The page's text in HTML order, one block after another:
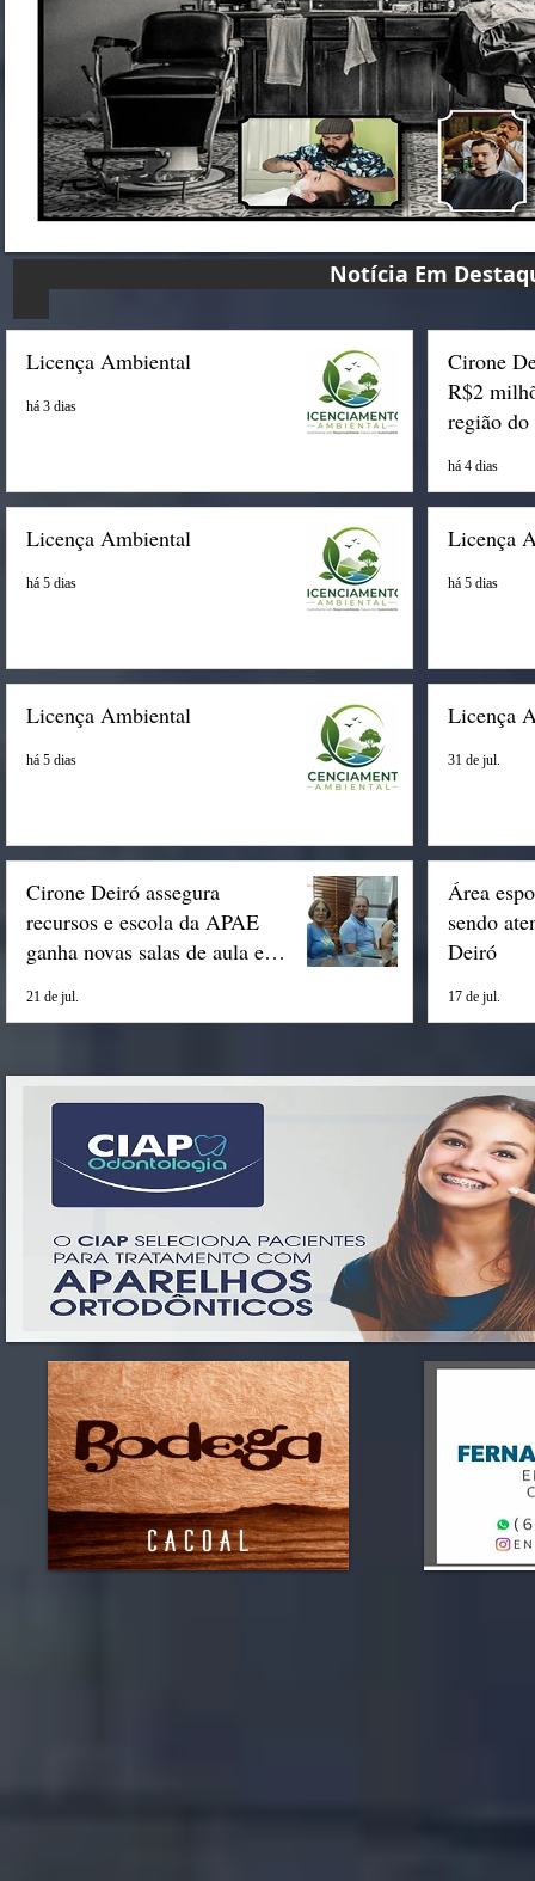
Notícia Em
Licença Ambiental
há 3 dias
Cirone
R$2
região do
há 4 dias
Licença Ambiental
há 5 dias
Licença
há 5 dias
Licença Ambiental
há 5 dias
Licença
31 de jul.
Cirone Deiró assegura
recursos e escola da APAE
ganha novas salas de aula em
21 de jul.
Área
sendo
Deiró
17 de jul.